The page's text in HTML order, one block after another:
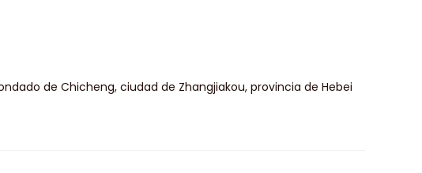
de Chicheng, ciudad de Zhangjiakou, provincia de Hebei